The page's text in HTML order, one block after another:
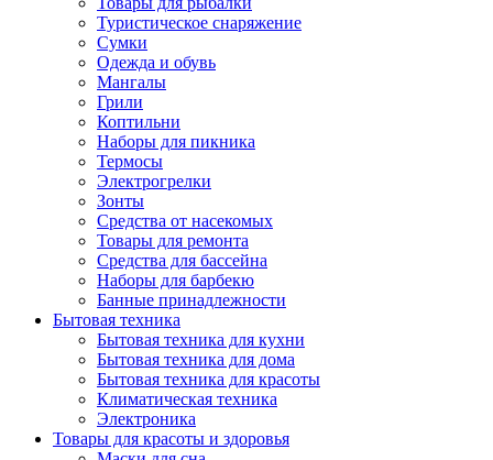
Туристическое снаряжение
Сумки
Одежда и обувь
Мангалы
Грили
Коптильни
Наборы для пикника
Термосы
Электрогрелки
Зонты
Средства от насекомых
Товары для ремонта
Средства для бассейна
Наборы для барбекю
Банные принадлежности
Бытовая техника
Бытовая техника для кухни
Бытовая техника для дома
Бытовая техника для красоты
Климатическая техника
Электроника
Товары для красоты и здоровья